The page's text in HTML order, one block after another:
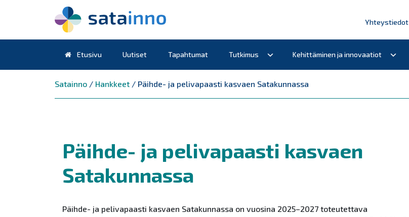
Yhteystiedot
PäävalikkoEtusivu Uutiset Tapahtumat Tutkimus Kehittäminen ja innovaatiot
Satainno/ Hankkeet/ Päihde- ja pelivapaasti kasvaen Satakunnassa
Päihde- ja pelivapaasti kasvaen
Satakunnassa
Päihde- ja pelivapaasti kasvaen Satakunnassa on vuosina 2025–2027 toteutettava